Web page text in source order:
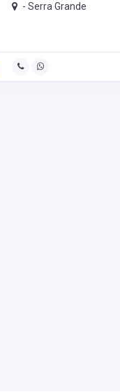
-Serra Grande